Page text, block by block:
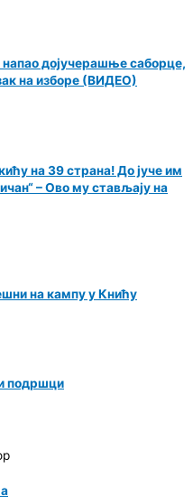
напао дојучерашње саборце,
на изборе (ВИДЕО)
на 39 страна! До јуче им
– Ово му стављају на
на кампу у Книћу
подршци